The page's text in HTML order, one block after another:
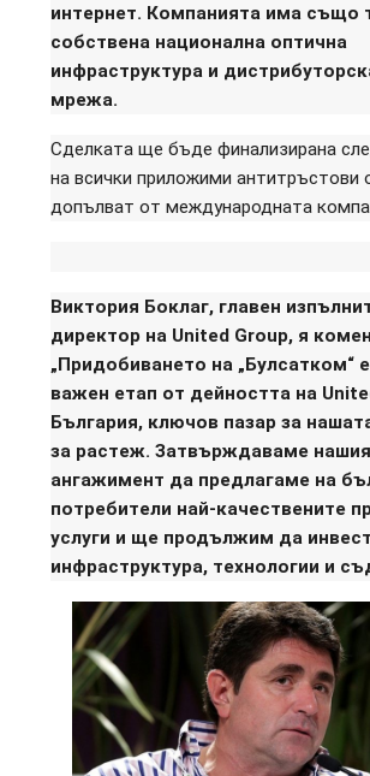
интернет. Компанията има също
собствена национална оптична
инфраструктура и
мрежа.
Сделката ще бъде финализирана
на всички приложими антитръстови
допълват от международната
Виктория Боклаг, главен
директор на United Group, я
„Придобиването на „Булсатком“
важен етап от дейността на
България, ключов пазар за
за растеж. Затвърждаваме нашия
ангажимент да предлагаме на
потребители най-качествените
услуги и ще продължим да
инфраструктура, технологии и